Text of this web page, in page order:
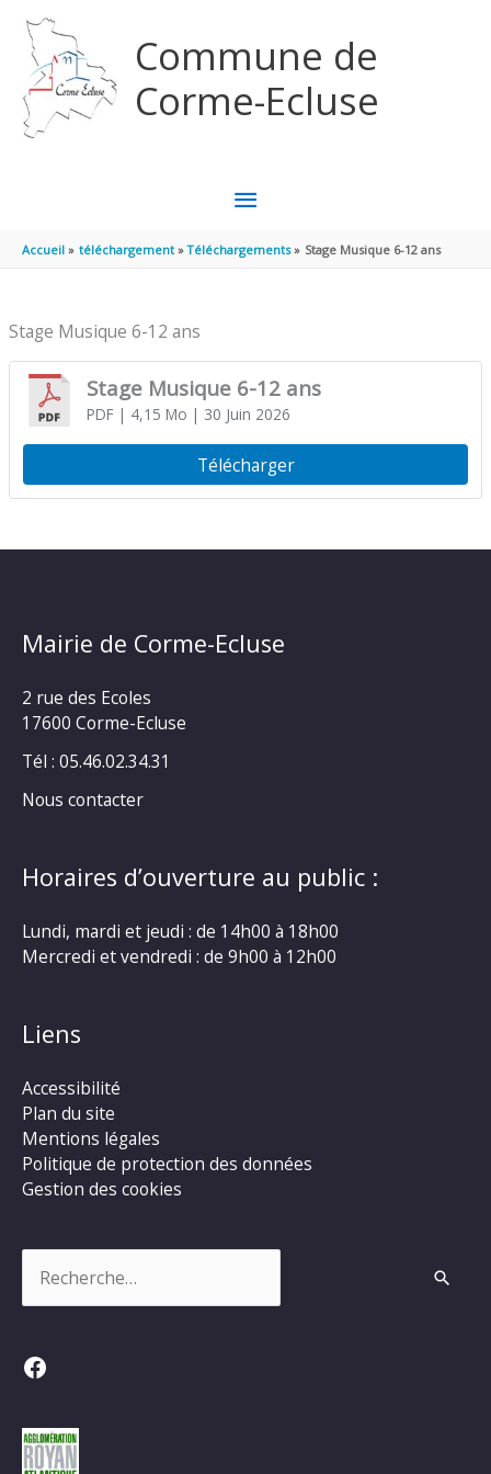
Commune de
Corme-Ecluse
MENU
PRINCIPAL
Accueil téléchargement Téléchargements Stage Musique 6-12 ans
Stage Musique 6-12 ans
Stage Musique 6-12 ans
PDF| 4,15 Mo | 30 Juin 2026
Télécharger
Mairie de Corme-Ecluse
2 rue des Ecoles
17600 Corme-Ecluse
Tél : 05.46.02.34.31
Nous contacter
Horaires d’ouverture au public :
Lundi, mardi et jeudi : de 14h00 à 18h00
Mercredi et vendredi : de 9h00 à 12h00
Liens
Accessibilité
Plan du site
Mentions légales
Politique de protection des données
Gestion des cookies
Facebook